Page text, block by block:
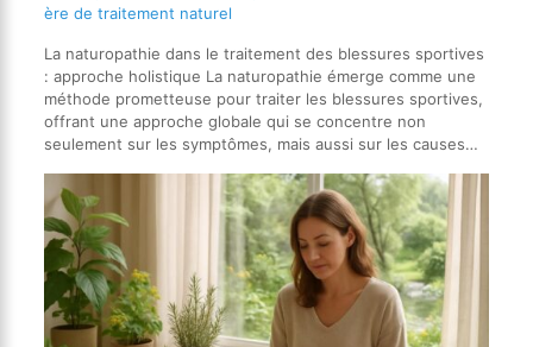
ère de traitement naturel
La naturopathie dans le traitement des blessures sportives
: approche holistique La naturopathie émerge comme une
méthode prometteuse pour traiter les blessures sportives,
offrant une approche globale qui se concentre non
seulement sur les symptômes, mais aussi sur les causes…